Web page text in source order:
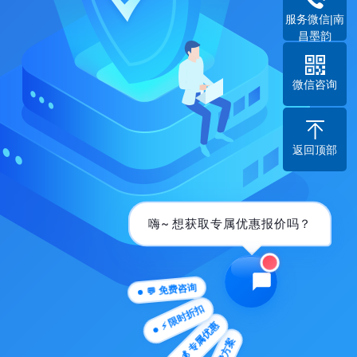
服务微信|南
昌墨韵
微信咨询
返回顶部
💰 专属优惠
⚡ 限时折扣
💬 免费咨询
嗨~ 想获取专属优惠报价吗？